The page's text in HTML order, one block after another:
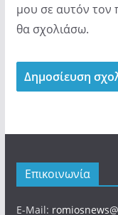
μου σε αυτόν τον
θα σχολιάσω.
Επικοινωνία
E-Mail: